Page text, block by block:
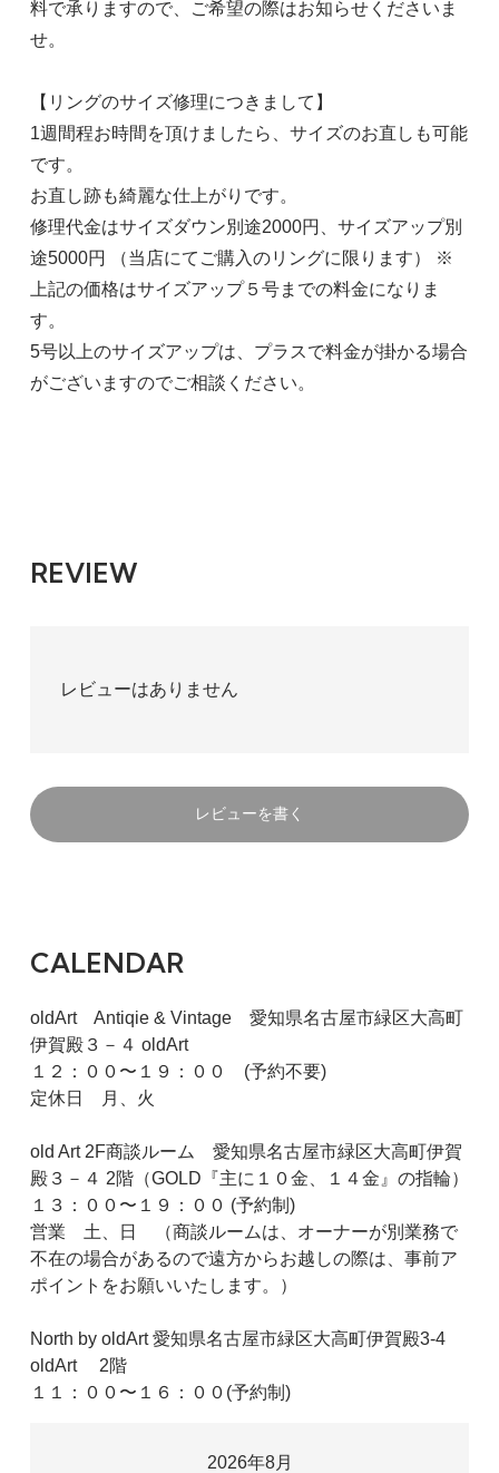
料で承りますので、ご希望の際はお知らせくださいま
せ。
【リングのサイズ修理につきまして】
1週間程お時間を頂けましたら、サイズのお直しも可能
です。
お直し跡も綺麗な仕上がりです。
修理代金はサイズダウン別途2000円、サイズアップ別
途5000円 （当店にてご購入のリングに限ります） ※
上記の価格はサイズアップ５号までの料金になりま
す。
5号以上のサイズアップは、プラスで料金が掛かる場合
がございますのでご相談ください。
REVIEW
レビューはありません
レビューを書く
CALENDAR
oldArt Antiqie & Vintage 愛知県名古屋市緑区大高町
伊賀殿３－４ oldArt
１２：００〜１９：００ (予約不要)
定休日 月、火
old Art 2F商談ルーム 愛知県名古屋市緑区大高町伊賀
殿３－４ 2階（GOLD『主に１０金、１４金』の指輪）
１３：００〜１９：００ (予約制)
営業 土、日 （商談ルームは、オーナーが別業務で
不在の場合があるので遠方からお越しの際は、事前ア
ポイントをお願いいたします。）
North by oldArt 愛知県名古屋市緑区大高町伊賀殿3-4
oldArt 2階
１１：００〜１６：００(予約制)
2026年8月